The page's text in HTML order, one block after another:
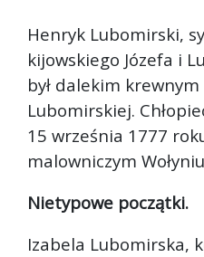
Henryk Lubomirski,
kijowskiego Józefa i
był dalekim
Lubomirskiej.
15 września 1777
malowniczym
Nietypowe początki.
Izabela Lubomirska,